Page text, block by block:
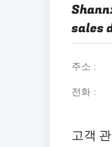
sales
주소
전화
고객